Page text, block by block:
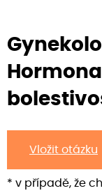
Vložit otázku
* v případě, že